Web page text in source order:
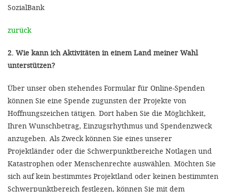
SozialBank
zurück
2. Wie kann ich Aktivitäten in einem Land meiner Wahl
unterstützen?
Über unser oben stehendes Formular für Online-Spenden
können Sie eine Spende zugunsten der Projekte von
Hoffnungszeichen tätigen. Dort haben Sie die Möglichkeit,
Ihren Wunschbetrag, Einzugsrhythmus und Spendenzweck
anzugeben. Als Zweck können Sie eines unserer
Projektländer oder die Schwerpunktbereiche Notlagen und
Katastrophen oder Menschenrechte auswählen. Möchten Sie
sich auf kein bestimmtes Projektland oder keinen bestimmten
Schwerpunktbereich festlegen, können Sie mit dem